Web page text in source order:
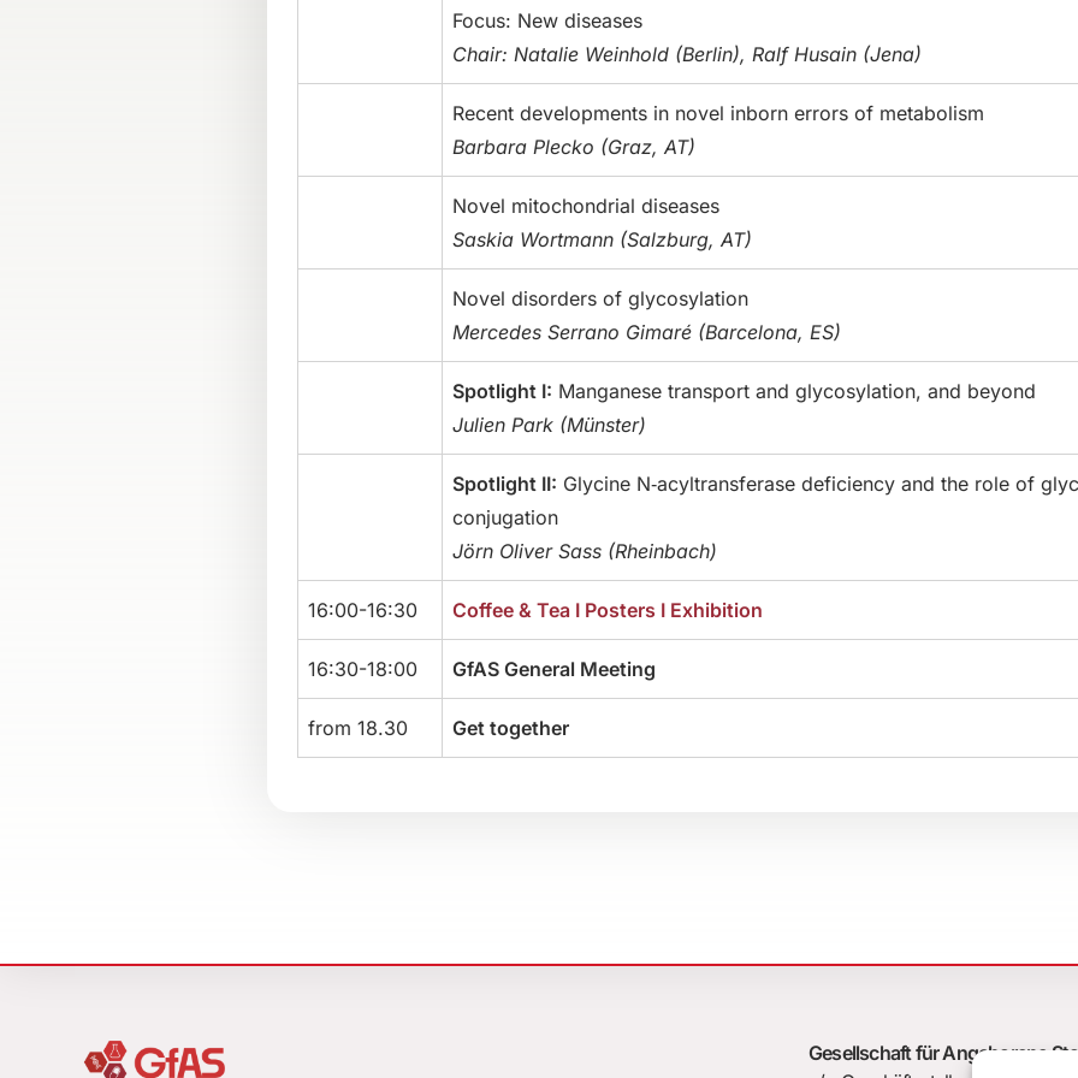
Focus: New diseases
Chair: Natalie Weinhold (Berlin), Ralf Husain (Jena)
Recent developments in novel inborn errors of metabolism
Barbara Plecko (Graz, AT)
Novel mitochondrial diseases
Saskia Wortmann (Salzburg, AT)
Novel disorders of glycosylation
Mercedes Serrano Gimaré (Barcelona, ES)
Spotlight I: Manganese transport and glycosylation, and beyond
Julien Park (Münster)
Spotlight II: Glycine N‑acyltransferase deficiency and the role of
conjugation
Jörn Oliver Sass (Rheinbach)
16:00-16:30 Coffee & Tea I Posters I Exhibition
16:30-18:00 GfAS General Meeting
from 18.30 Get together
Gesellschaft für Angeborene